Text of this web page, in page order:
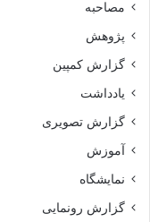
مصاحبه
پژوهش
گزارش کمپین
یادداشت
گزارش تصویری
آموزش
نمایشگاه
گزارش رونمایی